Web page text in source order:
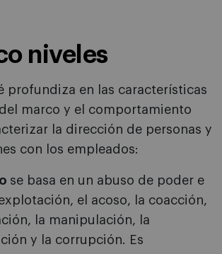
niveles
profundiza en las características
marco y el comportamiento
la dirección de personas y
con los empleados:
se basa en un abuso de poder e
el acoso, la coacción,
la manipulación, la
y la corrupción. Es